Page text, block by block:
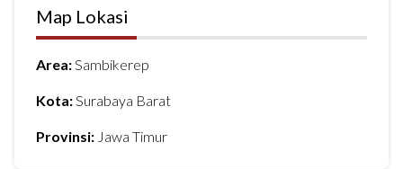
Map Lokasi
Area:Sambikerep
Kota:Surabaya Barat
Provinsi: Jawa Timur